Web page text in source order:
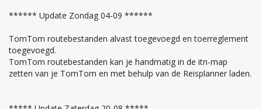
****** Update Zondag 04-09 ******
TomTom routebestanden alvast toegevoegd en toerreglement
toegevoegd.
TomTom routebestanden kan je handmatig in de itn-map
zetten van je TomTom en met behulp van de Reisplanner laden.